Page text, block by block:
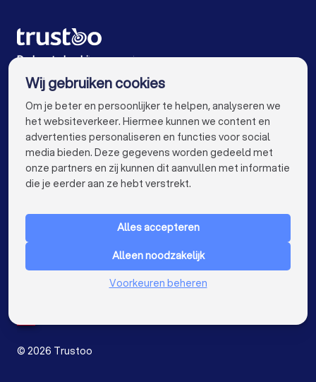
Verzekeringsadviseurs in Hellevoetsluis
Verzekeringsadviseurs in Schiedam
Verzekeringsadviseurs in Amsterdam
Verzekeringsadviseurs in Rotterdam
Verzekeringsadviseurs in Den Haag
Verzekeringsadviseurs in Utrecht
Verzekeringsadviseurs in Tilburg
Verzekeringsadviseurs in Groningen
Verzekeringsadviseurs in Almere
De beste bedrijven voor jou
VOOR PARTICULIEREN keyboard_arrow_down
Nederland
© 2026 Trustoo
Wij gebruiken cookies
Om je beter en persoonlijker te helpen, analyseren we
het websiteverkeer. Hiermee kunnen we content en
advertenties personaliseren en functies voor social
media bieden. Deze gegevens worden gedeeld met
onze partners en zij kunnen dit aanvullen met informatie
die je eerder aan ze hebt verstrekt.
Alles accepteren
Alleen noodzakelijk
Voorkeuren beheren